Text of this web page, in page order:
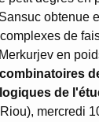
obtenue
de
en
de
mercredi